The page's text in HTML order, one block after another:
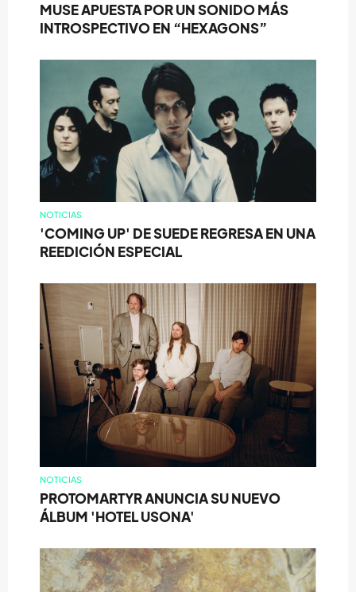
MUSE APUESTA POR UN SONIDO MÁS
INTROSPECTIVO EN “HEXAGONS”
NOTICIAS
'COMING UP' DE SUEDE REGRESA EN UNA
REEDICIÓN ESPECIAL
NOTICIAS
PROTOMARTYR ANUNCIA SU NUEVO
ÁLBUM 'HOTEL USONA'